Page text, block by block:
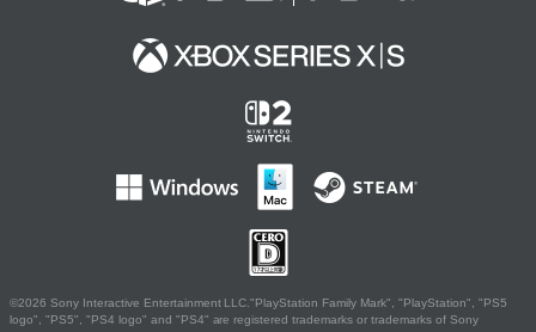
©2026 Sony Interactive Entertainment LLC."PlayStation Family Mark", "PlayStation", "PS5
logo", "PS5", "PS4 logo" and "PS4" are registered trademarks or trademarks of Sony